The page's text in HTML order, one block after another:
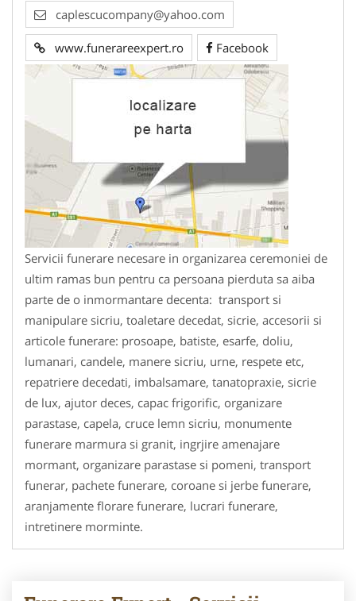
caplescucompany@yahoo.com
www.funerareexpert.ro Facebook
Servicii funerare necesare in organizarea ceremoniei de
ultim ramas bun pentru ca persoana pierduta sa aiba
parte de o inmormantare decenta: transport si
manipulare sicriu, toaletare decedat, sicrie, accesorii si
articole funerare: prosoape, batiste, esarfe, doliu,
lumanari, candele, manere sicriu, urne, respete etc,
repatriere decedati, imbalsamare, tanatopraxie, sicrie
de lux, ajutor deces, capac frigorific, organizare
parastase, capela, cruce lemn sicriu, monumente
funerare marmura si granit, ingrjire amenajare
mormant, organizare parastase si pomeni, transport
funerar, pachete funerare, coroane si jerbe funerare,
aranjamente florare funerare, lucrari funerare,
intretinere morminte.